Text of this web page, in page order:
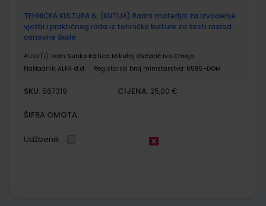
TEHNIČKA KULTURA 6; (KUTIJA) Radni materijal za izvođenje
vježbi i praktičnog rada iz tehničke kulture za šesti razred
osnovne škole
Autor(i): Ivan Sunko Katica Mikulaj Ovčarić Ivo Crnoja
Nakladnik: ALFA d.d. Registarski broj ministarstva: 6585-DOM
SKU: 567319 CIJENA: 25,00 €
ŠIFRA OMOTA:
Udžbenik